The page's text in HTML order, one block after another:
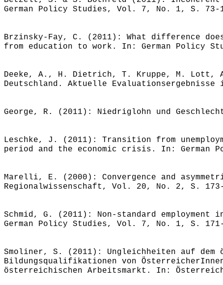
German Policy Studies, Vol. 7, No. 1, S.
Brzinsky-Fay, C. (2011): What difference
from education to work. In: German Policy
Deeke, A., H. Dietrich, T. Kruppe, M. Lott,
Deutschland. Aktuelle
George, R. (2011): Niedriglohn und
Leschke, J. (2011): Transition from
period and the economic crisis. In: German
Marelli, E. (2000): Convergence and
Regionalwissenschaft, Vol. 20, No. 2, S.
Schmid, G. (2011): Non-standard
German Policy Studies, Vol. 7, No. 1, S.
Smoliner, S. (2011): Ungleichheiten auf
Bildungsqualifikationen von
österreichischen Arbeitsmarkt. In: